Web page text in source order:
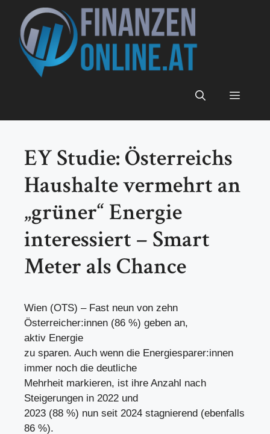
Inhalt
springen
Menü
EY Studie: Österreichs
Haushalte vermehrt an
„grüner“ Energie
interessiert – Smart
Meter als Chance
Wien (OTS) – Fast neun von zehn
Österreicher:innen (86 %) geben an,
aktiv Energie
zu sparen. Auch wenn die Energiesparer:innen
immer noch die deutliche
Mehrheit markieren, ist ihre Anzahl nach
Steigerungen in 2022 und
2023 (88 %) nun seit 2024 stagnierend (ebenfalls
86 %).